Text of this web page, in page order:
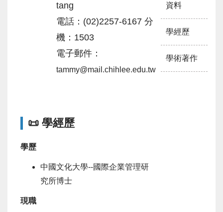
tang
電話：(02)2257-6167 分
機：1503
電子郵件：
tammy@mail.chihlee.edu.tw
資料
學經歷
學術著作
📜 學經歷
學歷
中國文化大學--國際企業管理研
究所博士
現職